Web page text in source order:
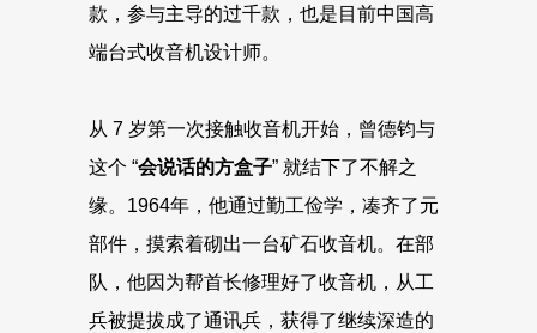
款，参与主导的过千款，也是目前中国高
端台式收音机设计师。
从 7 岁第一次接触收音机开始，曾德钧与
这个 “会说话的方盒子” 就结下了不解之
缘。1964年，他通过勤工俭学，凑齐了元
部件，摸索着砌出一台矿石收音机。在部
队，他因为帮首长修理好了收音机，从工
兵被提拔成了通讯兵，获得了继续深造的